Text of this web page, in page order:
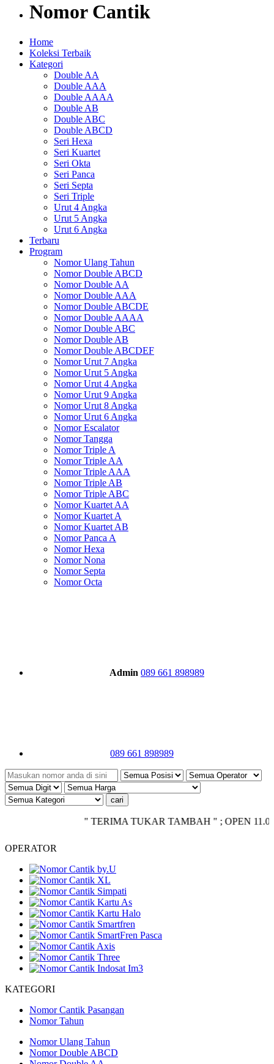
Nomor Cantik
Home
Koleksi Terbaik
Kategori
Double AA
Double AAA
Double AAAA
Double AB
Double ABC
Double ABCD
Seri Hexa
Seri Kuartet
Seri Okta
Seri Panca
Seri Septa
Seri Triple
Urut 4 Angka
Urut 5 Angka
Urut 6 Angka
Terbaru
Program
Nomor Ulang Tahun
Nomor Double ABCD
Nomor Double AA
Nomor Double AAA
Nomor Double ABCDE
Nomor Double AAAA
Nomor Double ABC
Nomor Double AB
Nomor Double ABCDEF
Nomor Urut 7 Angka
Nomor Urut 5 Angka
Nomor Urut 4 Angka
Nomor Urut 9 Angka
Nomor Urut 8 Angka
Nomor Urut 6 Angka
Nomor Escalator
Nomor Tangga
Nomor Triple A
Nomor Triple AA
Nomor Triple AAA
Nomor Triple AB
Nomor Triple ABC
Nomor Kuartet AA
Nomor Kuartet A
Nomor Kuartet AB
Nomor Panca A
Nomor Hexa
Nomor Nona
Nomor Septa
Nomor Octa
Admin 089 661 898989
089 661 898989
" TERIMA TUKAR TAMBAH " ; OPEN 11.00 -
OPERATOR
KATEGORI
Nomor Cantik Pasangan
Nomor Tahun
Nomor Ulang Tahun
Nomor Double ABCD